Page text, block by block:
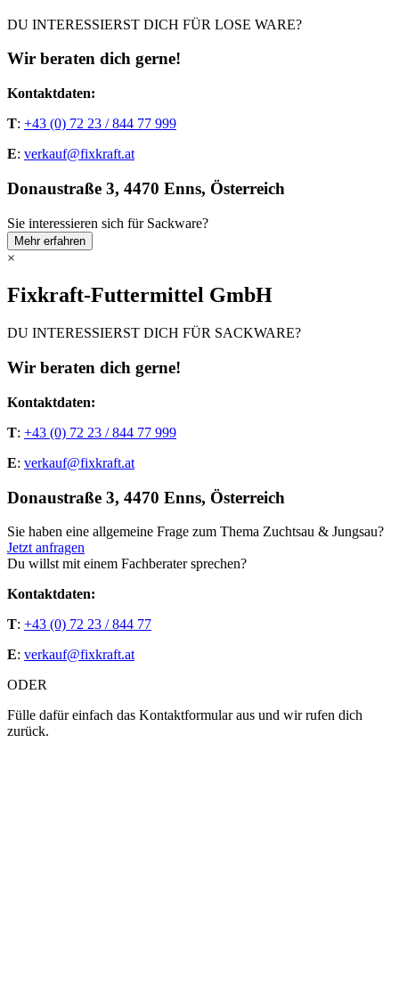
DU INTERESSIERST DICH FÜR LOSE WARE?
Wir beraten dich gerne!
Kontaktdaten:
T: +43 (0) 72 23 / 844 77 999
E: verkauf@fixkraft.at
Donaustraße 3, 4470 Enns, Österreich
Sie interessieren sich für Sackware?
Mehr erfahren
×
Fixkraft-Futtermittel GmbH
DU INTERESSIERST DICH FÜR SACKWARE?
Wir beraten dich gerne!
Kontaktdaten:
T: +43 (0) 72 23 / 844 77 999
E: verkauf@fixkraft.at
Donaustraße 3, 4470 Enns, Österreich
Sie haben eine allgemeine Frage zum Thema Zuchtsau & Jungsau?
Jetzt anfragen
Du willst mit einem Fachberater sprechen?
Kontaktdaten:
T: +43 (0) 72 23 / 844 77
E: verkauf@fixkraft.at
ODER
Fülle dafür einfach das Kontaktformular aus und wir rufen dich
zurück.